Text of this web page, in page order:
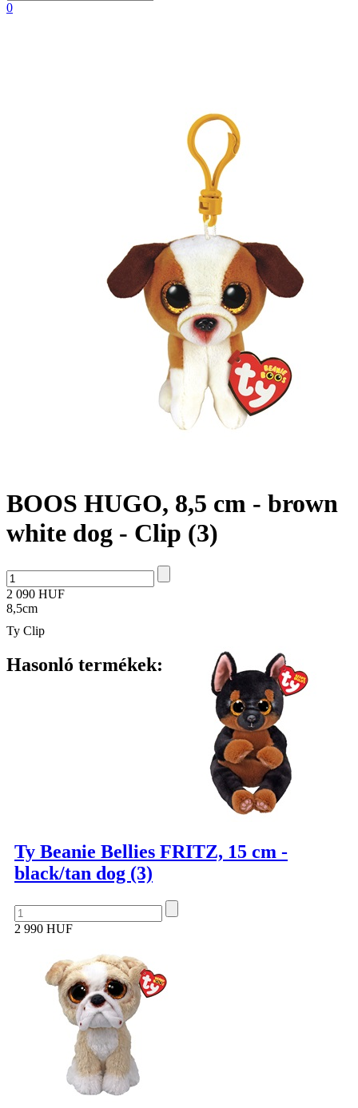
0
BOOS HUGO, 8,5 cm - brown
white dog - Clip (3)
2 090 HUF
8,5cm
Ty Clip
Hasonló termékek:
Ty Beanie Bellies FRITZ, 15 cm -
black/tan dog (3)
2 990 HUF